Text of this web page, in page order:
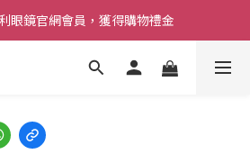
眼鏡官網會員，獲得購物禮金